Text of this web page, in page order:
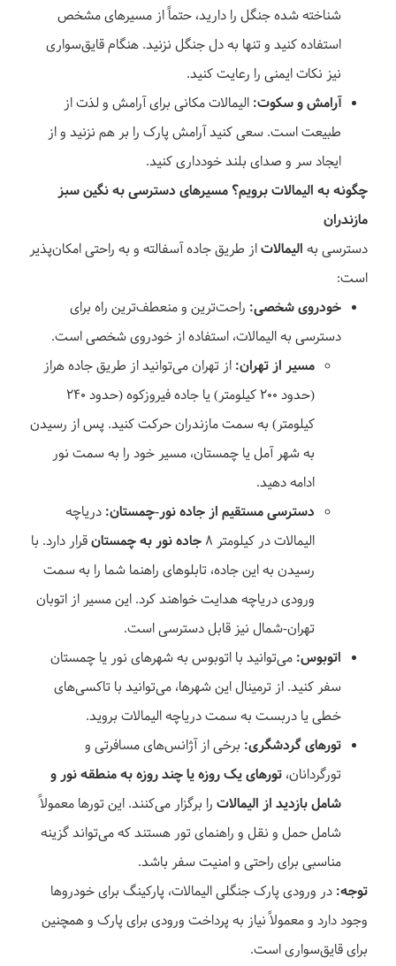
شناخته شده جنگل را دارید، حتماً از مسیرهای مشخص
استفاده کنید و تنها به دل جنگل نزنید. هنگام قایق‌سواری
نیز نکات ایمنی را رعایت کنید.
آرامش و سکوت: الیمالات مکانی برای آرامش و لذت از
طبیعت است. سعی کنید آرامش پارک را بر هم نزنید و از
ایجاد سر و صدای بلند خودداری کنید.
چگونه به الیمالات برویم؟ مسیرهای دسترسی به نگین سبز
مازندران
دسترسی به الیمالاتاز طریق جاده آسفالته و به راحتی امکان‌پذیر
است:
خودروی شخصی: راحت‌ترین و منعطف‌ترین راه برای
دسترسی به الیمالات، استفاده از خودروی شخصی است.
مسیر از تهران: از تهران می‌توانید از طریق جاده هراز
(حدود ۲۰۰ کیلومتر) یا جاده فیروزکوه (حدود ۲۴۰
کیلومتر) به سمت مازندران حرکت کنید. پس از رسیدن
به شهر آمل یا چمستان، مسیر خود را به سمت نور
ادامه دهید.
دسترسی مستقیم از جاده نور-چمستان: دریاچه
الیمالات در کیلومتر ۸
جاده نور به چمستانقرار دارد. با
رسیدن به این جاده، تابلوهای راهنما شما را به سمت
ورودی دریاچه هدایت خواهند کرد. این مسیر از اتوبان
تهران-شمال نیز قابل دسترسی است.
اتوبوس: می‌توانید با اتوبوس به شهرهای نور یا چمستان
سفر کنید. از ترمینال این شهرها، می‌توانید با تاکسی‌های
خطی یا دربست به سمت دریاچه الیمالات بروید.
تورهای گردشگری: برخی از آژانس‌های مسافرتی و
تورگردانان، تورهای یک روزه یا چند روزه به منطقه نور و
شامل بازدید از الیمالات را برگزار می‌کنند. این تورها معمولاً
شامل حمل و نقل و راهنمای تور هستند که می‌تواند گزینه
مناسبی برای راحتی و امنیت سفر باشد.
توجه: در ورودی پارک جنگلی الیمالات، پارکینگ برای خودروها
وجود دارد و معمولاً نیاز به پرداخت ورودی برای پارک و همچنین
برای قایق‌سواری است.